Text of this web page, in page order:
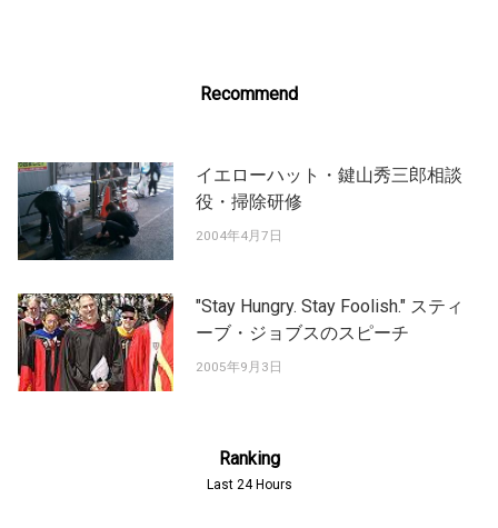
Recommend
イエローハット・鍵山秀三郎相談
役・掃除研修
2004年4月7日
"Stay Hungry. Stay Foolish." スティ
ーブ・ジョブスのスピーチ
2005年9月3日
Ranking
Last 24 Hours